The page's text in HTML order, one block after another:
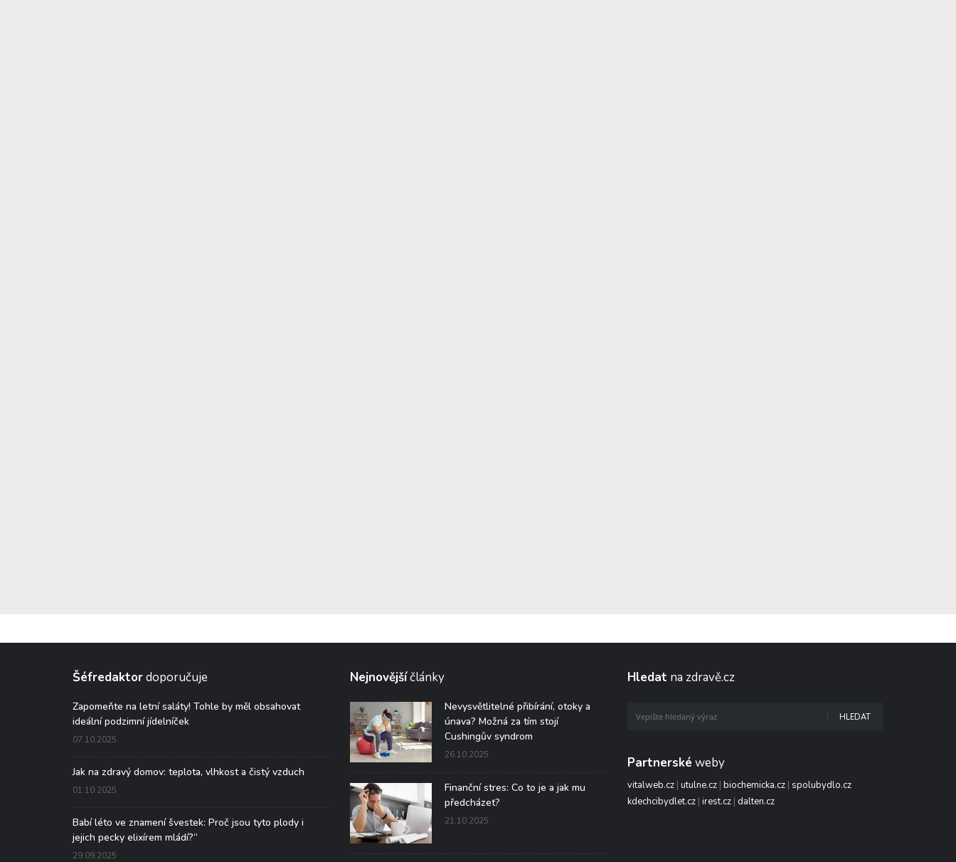
Šéfredaktordoporučuje
Zapomeňte na letní saláty! Tohle by měl obsahovat
ideální podzimní jídelníček
07.10.2025
Jak na zdravý domov: teplota, vlhkost a čistý vzduch
01.10.2025
Babí léto ve znamení švestek: Proč jsou tyto plody i
jejich pecky elixírem mládí?“
29.09.2025
Nejnovějšíčlánky
Nevysvětlitelné přibírání, otoky a
únava? Možná za tím stojí
Cushingův syndrom
26.10.2025
Finanční stres: Co to je a jak mu
předcházet?
21.10.2025
Hledat na zdravě.cz
HLEDAT
Partnerské weby
vitalweb.cz| utulne.cz| biochemicka.cz| spolubydlo.cz
kdechcibydlet.cz| irest.cz| dalten.cz